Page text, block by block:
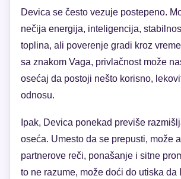
Devica se često vezuje postepeno.
nečija energija, inteligencija,
toplina, ali poverenje gradi kroz
sa znakom Vaga, privlačnost može
osećaj da postoji nešto korisno,
odnosu.
Ipak, Devica ponekad previše
oseća. Umesto da se prepusti, može
partnerove reči, ponašanje i sitne
to ne razume, može doći do utiska da